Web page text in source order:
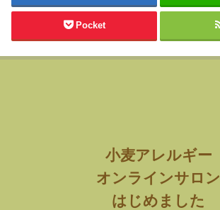
Pocket
小麦アレルギー
オンラインサロン
はじめました